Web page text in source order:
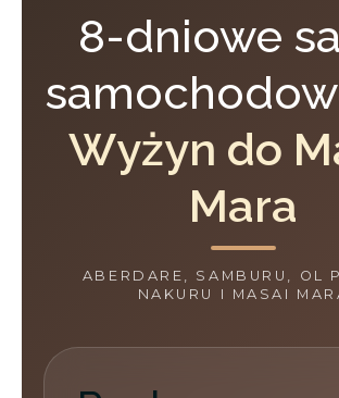
8-dniowe
Wyżyn do
Mara
ABERDARE, SAMBURU, OL
NAKURU I MASAI